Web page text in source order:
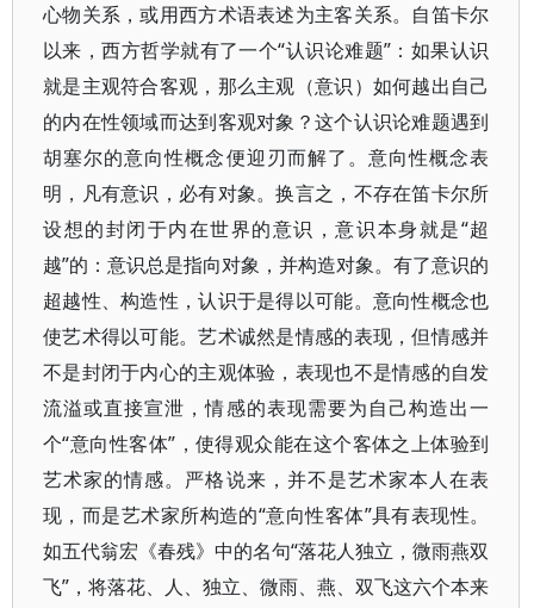
心物关系，或用西方术语表述为主客关系。自笛卡尔
以来，西方哲学就有了一个“认识论难题”：如果认识
就是主观符合客观，那么主观（意识）如何越出自己
的内在性领域而达到客观对象？这个认识论难题遇到
胡塞尔的意向性概念便迎刃而解了。意向性概念表
明，凡有意识，必有对象。换言之，不存在笛卡尔所
设想的封闭于内在世界的意识，意识本身就是“超
越”的：意识总是指向对象，并构造对象。有了意识的
超越性、构造性，认识于是得以可能。意向性概念也
使艺术得以可能。艺术诚然是情感的表现，但情感并
不是封闭于内心的主观体验，表现也不是情感的自发
流溢或直接宣泄，情感的表现需要为自己构造出一
个“意向性客体”，使得观众能在这个客体之上体验到
艺术家的情感。严格说来，并不是艺术家本人在表
现，而是艺术家所构造的“意向性客体”具有表现性。
如五代翁宏《春残》中的名句“落花人独立，微雨燕双
飞”，将落花、人、独立、微雨、燕、双飞这六个本来